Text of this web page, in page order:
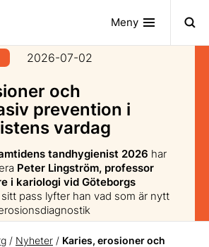
Meny
2026-07-02
och
prevention i
vardag
tandhygienist 2026 har
Peter Lingström, professor
i kariologi vid Göteborgs
pass lyfter han vad som är nytt
/ Nyheter / Karies, erosioner och